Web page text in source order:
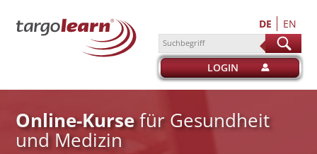
DE EN
suchen
LOGIN
Online-Kursefür Gesundheit
und Medizin